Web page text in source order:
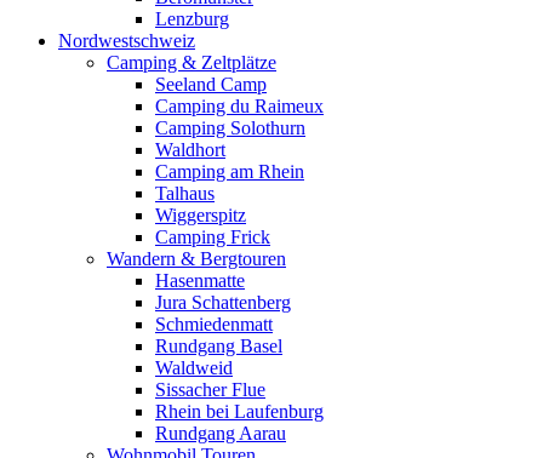
Lenzburg
Nordwestschweiz
Camping & Zeltplätze
Seeland Camp
Camping du Raimeux
Camping Solothurn
Waldhort
Camping am Rhein
Talhaus
Wiggerspitz
Camping Frick
Wandern & Bergtouren
Hasenmatte
Jura Schattenberg
Schmiedenmatt
Rundgang Basel
Waldweid
Sissacher Flue
Rhein bei Laufenburg
Rundgang Aarau